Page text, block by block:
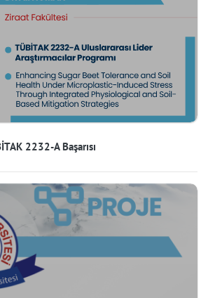
2232-A Başarısı